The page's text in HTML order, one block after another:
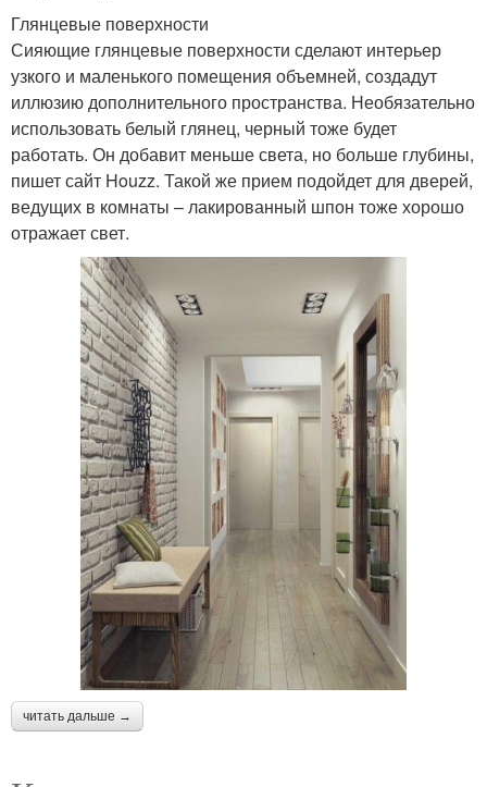
Глянцевые поверхности
Сияющие глянцевые поверхности сделают интерьер
узкого и маленького помещения объемней, создадут
иллюзию дополнительного пространства. Необязательно
использовать белый глянец, черный тоже будет
работать. Он добавит меньше света, но больше глубины,
пишет сайт Houzz. Такой же прием подойдет для дверей,
ведущих в комнаты – лакированный шпон тоже хорошо
отражает свет.
читать дальше →